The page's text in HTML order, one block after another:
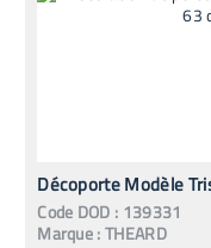
Décoporte Modèle
Code DOD : 139331
Marque :THEARD